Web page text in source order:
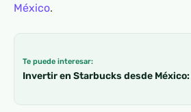
México.
Te puede interesar:
Invertir en Starbucks desde